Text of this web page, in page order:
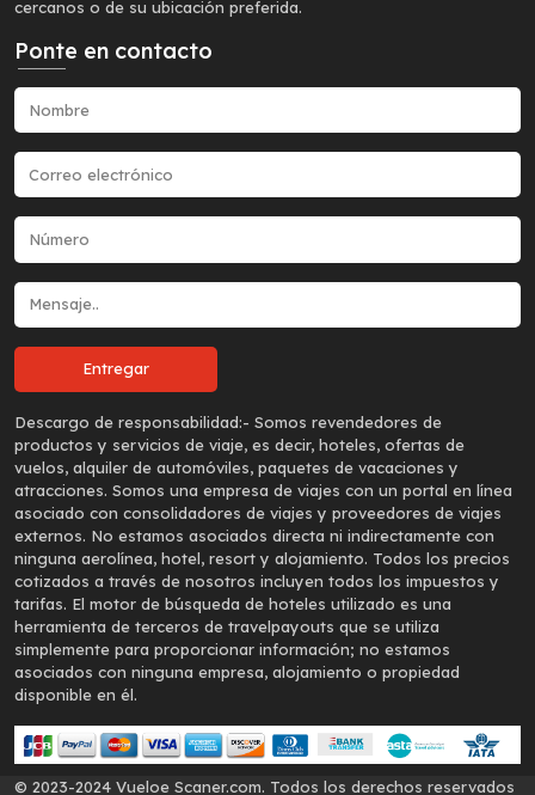
cercanos o de su ubicación preferida.
Ponte en contacto
Descargo de responsabilidad:- Somos revendedores de
productos y servicios de viaje, es decir, hoteles, ofertas de
vuelos, alquiler de automóviles, paquetes de vacaciones y
atracciones. Somos una empresa de viajes con un portal en línea
asociado con consolidadores de viajes y proveedores de viajes
externos. No estamos asociados directa ni indirectamente con
ninguna aerolínea, hotel, resort y alojamiento. Todos los precios
cotizados a través de nosotros incluyen todos los impuestos y
tarifas. El motor de búsqueda de hoteles utilizado es una
herramienta de terceros de travelpayouts que se utiliza
simplemente para proporcionar información; no estamos
asociados con ninguna empresa, alojamiento o propiedad
disponible en él.
© 2023-2024 Vueloe Scaner.com. Todos los derechos reservados